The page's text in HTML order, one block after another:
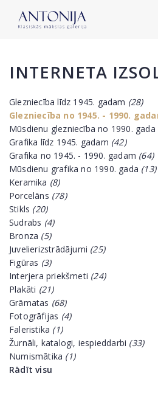
INTERNETA
Glezniecība līdz 1945. gadam (28)
Glezniecība no 1945. - 1990.
Mūsdienu glezniecība no 1990. gada
Grafika līdz 1945. gadam (42)
Grafika no 1945. - 1990. gadam (64)
Mūsdienu grafika no 1990. gada (13)
Keramika (8)
Porcelāns (78)
Stikls (20)
Sudrabs (4)
Bronza (5)
Juvelierizstrādājumi (25)
Figūras (3)
Interjera priekšmeti (24)
Plakāti (21)
Grāmatas (68)
Fotogrāfijas (4)
Faleristika (1)
Žurnāli, katalogi, iespieddarbi (33)
Numismātika (1)
Rādīt visu